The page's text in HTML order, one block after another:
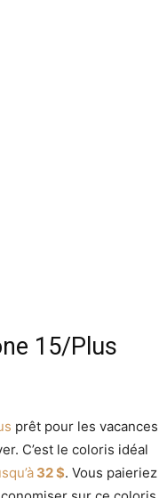
15/Plus
prêt pour les vacances
C’est le coloris idéal
32 $. Vous paieriez